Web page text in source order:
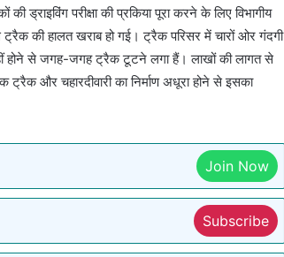
ड्राइविंग परीक्षा की प्रकिया पूरा करने के लिए विभागीय
की हालत खराब हो गई। ट्रैक परिसर में चारों ओर गंदगी
होने से जगह-जगह ट्रैक टूटने लगा हैं। लाखों की लागत से
ट्रैक और चहारदीवारी का निर्माण अधूरा होने से इसका
Join Now
Subscribe